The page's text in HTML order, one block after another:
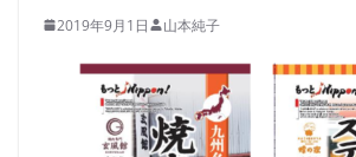
2019年9月1日 山本純子